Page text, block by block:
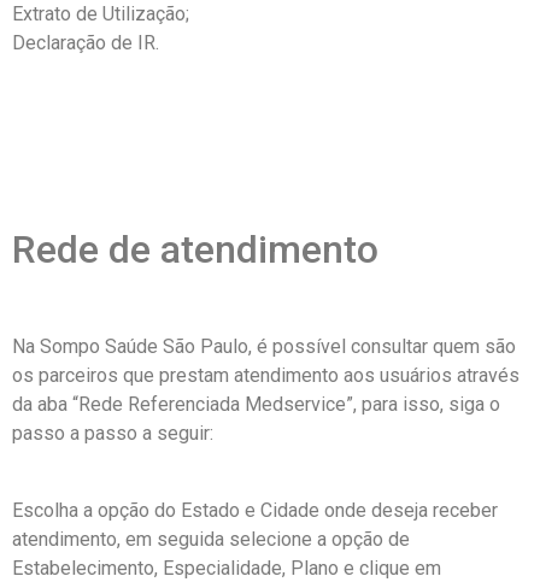
Extrato de Utilização;
Declaração de IR.
Rede de atendimento
Na Sompo Saúde São Paulo, é possível consultar quem são
os parceiros que prestam atendimento aos usuários através
da aba “Rede Referenciada Medservice”, para isso, siga o
passo a passo a seguir:
Escolha a opção do Estado e Cidade onde deseja receber
atendimento, em seguida selecione a opção de
Estabelecimento, Especialidade, Plano e clique em